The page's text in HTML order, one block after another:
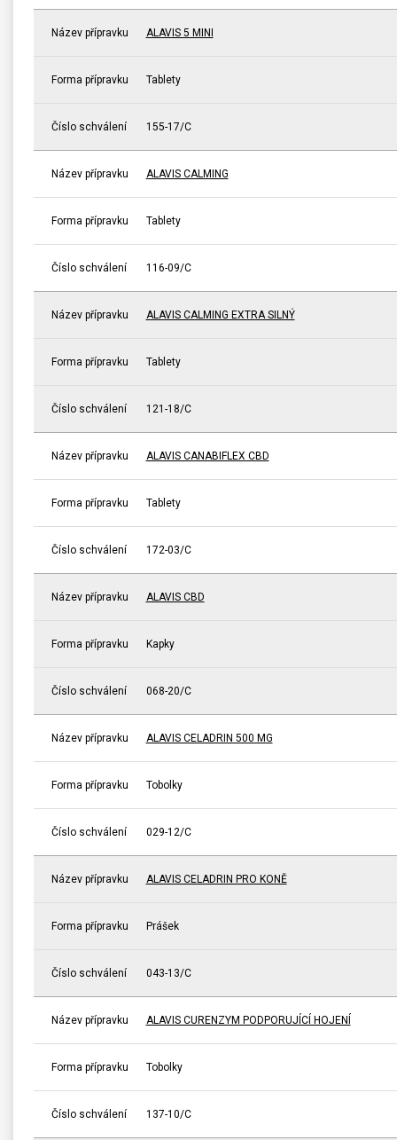
Název přípravku ALAVIS 5 MINI
Forma přípravku Tablety
Číslo schválení 155-17/C
Název přípravku ALAVIS CALMING
Forma přípravku Tablety
Číslo schválení 116-09/C
Název přípravku ALAVIS CALMING EXTRA SILNÝ
Forma přípravku Tablety
Číslo schválení 121-18/C
Název přípravku ALAVIS CANABIFLEX CBD
Forma přípravku Tablety
Číslo schválení 172-03/C
Název přípravku ALAVIS CBD
Forma přípravku Kapky
Číslo schválení 068-20/C
Název přípravku ALAVIS CELADRIN 500 MG
Forma přípravku Tobolky
Číslo schválení 029-12/C
Název přípravku ALAVIS CELADRIN PRO KONĚ
Forma přípravku Prášek
Číslo schválení 043-13/C
Název přípravku ALAVIS CURENZYM PODPORUJÍCÍ HOJENÍ
Forma přípravku Tobolky
Číslo schválení 137-10/C